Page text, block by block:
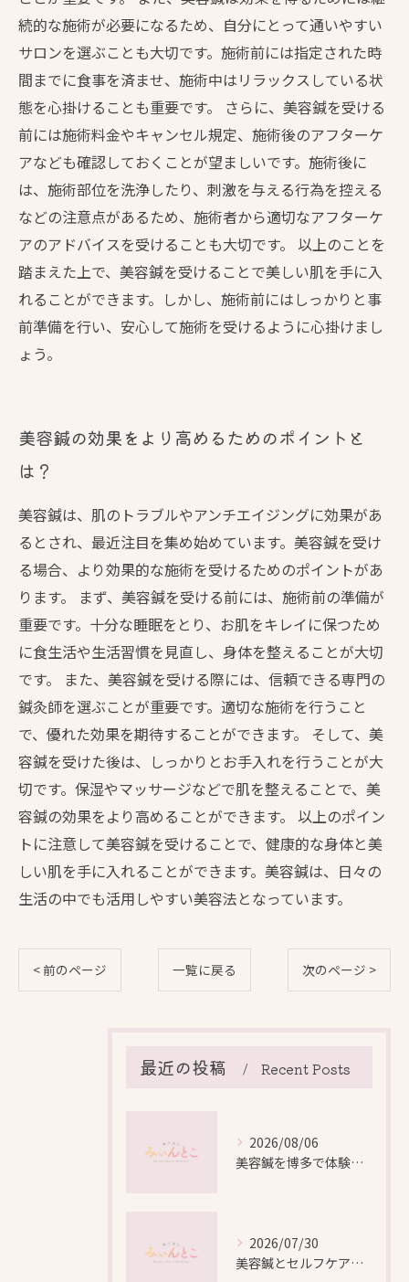
続的な施術が必要になるため、自分にとって通いやすい
サロンを選ぶことも大切です。施術前には指定された時
間までに食事を済ませ、施術中はリラックスしている状
態を心掛けることも重要です。 さらに、美容鍼を受ける
前には施術料金やキャンセル規定、施術後のアフターケ
アなども確認しておくことが望ましいです。施術後に
は、施術部位を洗浄したり、刺激を与える行為を控える
などの注意点があるため、施術者から適切なアフターケ
アのアドバイスを受けることも大切です。 以上のことを
踏まえた上で、美容鍼を受けることで美しい肌を手に入
れることができます。しかし、施術前にはしっかりと事
前準備を行い、安心して施術を受けるように心掛けまし
ょう。
美容鍼の効果をより高めるためのポイントと
は？
美容鍼は、肌のトラブルやアンチエイジングに効果があ
るとされ、最近注目を集め始めています。美容鍼を受け
る場合、より効果的な施術を受けるためのポイントがあ
ります。 まず、美容鍼を受ける前には、施術前の準備が
重要です。十分な睡眠をとり、お肌をキレイに保つため
に食生活や生活習慣を見直し、身体を整えることが大切
です。 また、美容鍼を受ける際には、信頼できる専門の
鍼灸師を選ぶことが重要です。適切な施術を行うこと
で、優れた効果を期待することができます。 そして、美
容鍼を受けた後は、しっかりとお手入れを行うことが大
切です。保湿やマッサージなどで肌を整えることで、美
容鍼の効果をより高めることができます。 以上のポイン
トに注意して美容鍼を受けることで、健康的な身体と美
しい肌を手に入れることができます。美容鍼は、日々の
生活の中でも活用しやすい美容法となっています。
< 前のページ 一覧に戻る 次のページ >
最近の投稿 Recent Posts
2026/08/06
美容鍼を博多で体験する際の効果や安全性と料金比較徹底ガイド
2026/07/30
美容鍼とセルフケアで叶える愛知県名古屋市北区米が瀬町の新しい美しさ